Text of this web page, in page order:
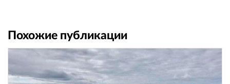
Похожие публикации